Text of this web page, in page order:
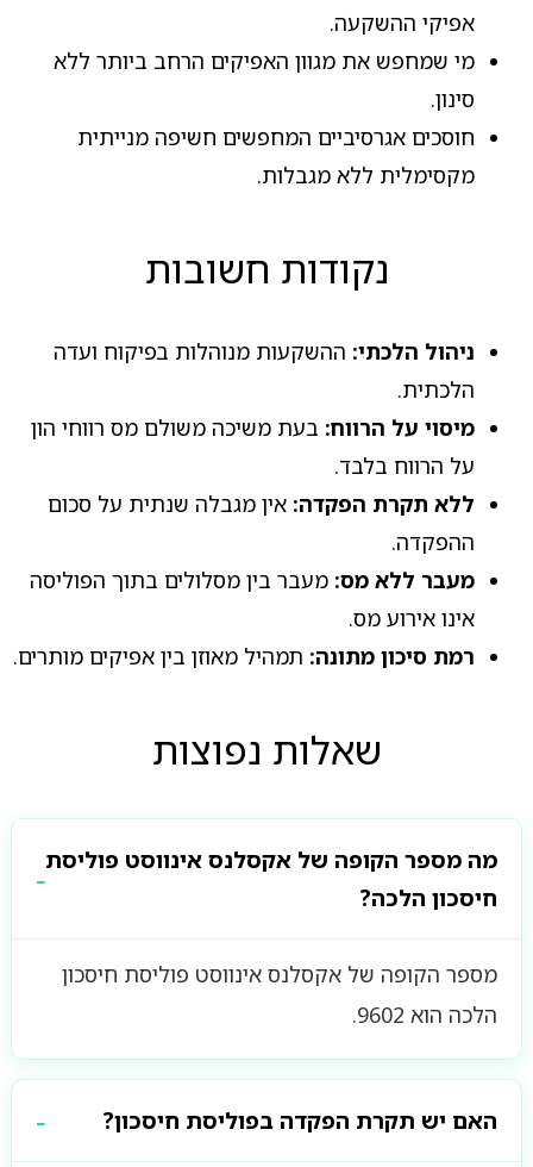
אפיקי ההשקעה.
מי שמחפש את מגוון האפיקים הרחב ביותר ללא
סינון.
חוסכים אגרסיביים המחפשים חשיפה מנייתית
מקסימלית ללא מגבלות.
נקודות חשובות
ניהול הלכתי: ההשקעות מנוהלות בפיקוח ועדה
הלכתית.
מיסוי על הרווח: בעת משיכה משולם מס רווחי הון
על הרווח בלבד.
ללא תקרת הפקדה: אין מגבלה שנתית על סכום
ההפקדה.
מעבר ללא מס: מעבר בין מסלולים בתוך הפוליסה
אינו אירוע מס.
רמת סיכון מתונה: תמהיל מאוזן בין אפיקים מותרים.
שאלות נפוצות
מה מספר הקופה של אקסלנס אינווסט פוליסת
חיסכון הלכה?
מספר הקופה של אקסלנס אינווסט פוליסת חיסכון
הלכה הוא 9602.
האם יש תקרת הפקדה בפוליסת חיסכון?